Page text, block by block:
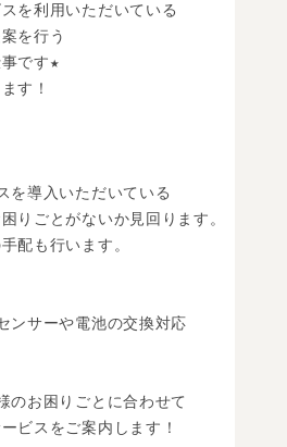
を利用いただいている
を行う
です★
す！
導入いただいている
ごとがないか見回ります。
も行います。
ンサーや電池の交換対応
お困りごとに合わせて
スをご案内します！